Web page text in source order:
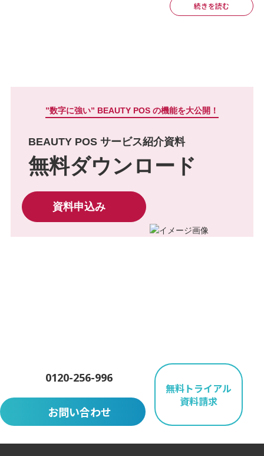
続きを読む
”数字に強い” BEAUTY POS の機能を大公開！
BEAUTY POS サービス紹介資料
無料ダウンロード
資料申込み
0120-256-996
無料トライアル
資料請求
お問い合わせ